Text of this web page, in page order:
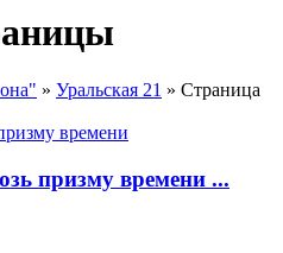
» Уральская 21 » Страница
призму времени ...